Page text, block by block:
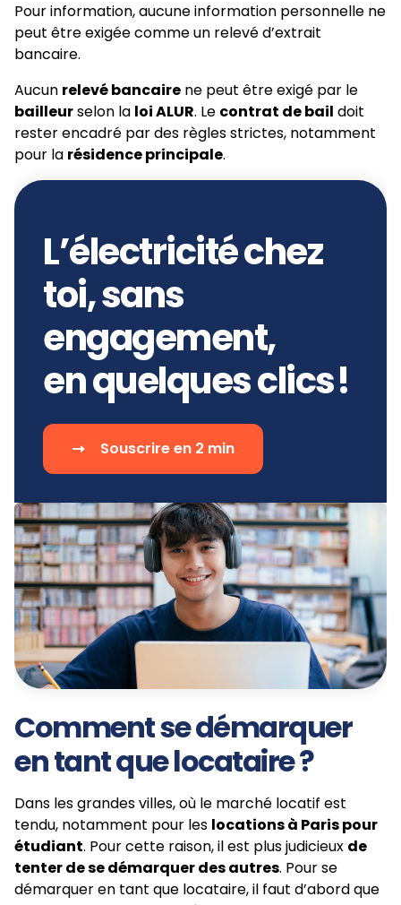
Pour information, aucune information personnelle ne
peut être exigée comme un relevé d’extrait
bancaire.
Aucun relevé bancaire ne peut être exigé par le
bailleurselon la loi ALUR. Le contrat de bail doit
rester encadré par des règles strictes, notamment
pour la résidence principale.
L’électricité chez
toi, sans
engagement,
en quelques clics !
Souscrire en 2 min
Comment se démarquer
en tant que locataire ?
Dans les grandes villes, où le marché locatif est
tendu, notamment pour les locations à Paris pour
étudiant. Pour cette raison, il est plus judicieux de
tenter de se démarquer des autres. Pour se
démarquer en tant que locataire, il faut d’abord que